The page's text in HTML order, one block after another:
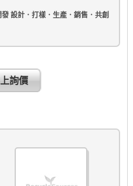
設計．打樣．生產．銷售．共創
詢價